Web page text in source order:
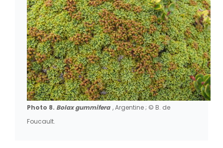
Photo 8. Bolax gummifera , Argentine ; © B. de
Foucault.